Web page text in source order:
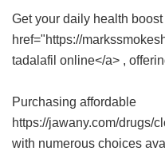
Get your daily health boost
href="https://
tadalafil online</a> ,
Purchasing affordable
https://jawany.com/drugs/
with numerous choices